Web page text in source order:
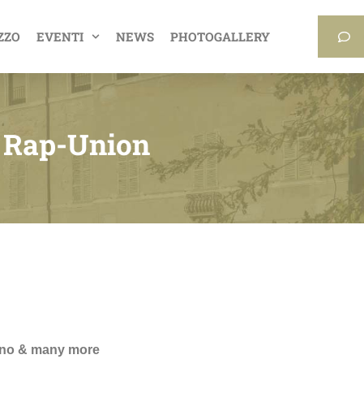
EVENTI NEWS PHOTOGALLERY
Union
& many more